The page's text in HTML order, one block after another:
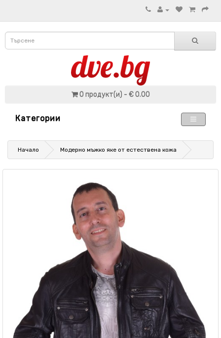
0 продукт(и) - € 0.00
Категории
Начало Модерно мъжко яке от естествена кожа